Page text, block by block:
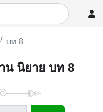
บท 8
น นิยาย บท 8